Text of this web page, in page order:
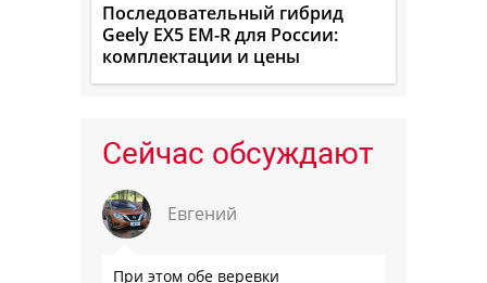
Последовательный гибрид
Geely EX5 EM-R для России:
комплектации и цены
Сейчас обсуждают
Евгений
При этом обе веревки